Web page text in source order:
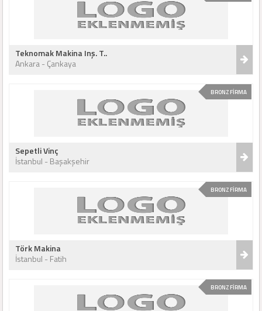
Teknomak Makina Inş. T..
Ankara - Çankaya
BRONZ FİRMA
Sepetli Vinç
İstanbul - Başakşehir
BRONZ FİRMA
Törk Makina
İstanbul - Fatih
BRONZ FİRMA